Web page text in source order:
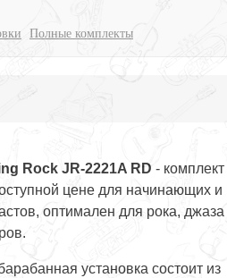
Полные комплекты
Rock JR-2221A RD - комплект
цене для начинающих и
оптимален для рока, джаза
установка состоит из